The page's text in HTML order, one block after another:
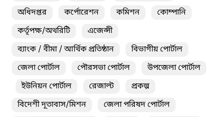
অধিদপ্তর
কর্পোরেশন কমিশন
কোম্পানি
কর্তৃপক্ষ/অথরিটি
এজেন্সী
ব্যাংক / বীমা / আর্থিক প্রতিষ্ঠান
বিভাগীয় পোর্টাল
জেলা পোর্টাল
পৌরসভা পোর্টাল
উপজেলা পোর্টাল
ইউনিয়ন পোর্টাল
রেজাল্ট
প্রকল্প
বিদেশী দূতাবাস/মিশন
জেলা পরিষদ পোর্টাল